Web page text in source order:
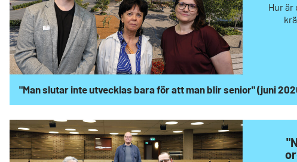
Hur är
"Man slutar inte utvecklas bara för att man blir senior" (juni